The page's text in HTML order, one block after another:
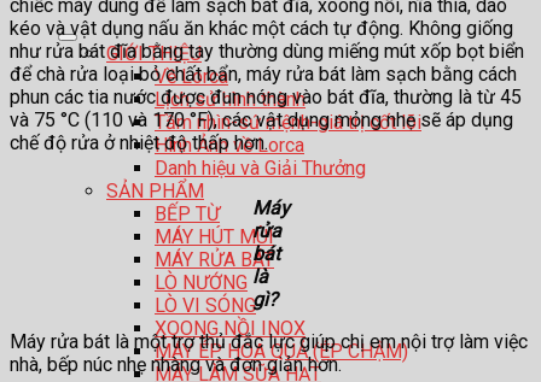
GIỚI THIỆU
Về Lorca
Lịch sử hình thành
Tầm nhìn-sứ mệnh-giá trị cốt lõi
Hình Ảnh về Lorca
Danh hiệu và Giải Thưởng
SẢN PHẨM
BẾP TỪ
MÁY HÚT MÙI
MÁY RỬA BÁT
LÒ NƯỚNG
LÒ VI SÓNG
XOONG NỒI INOX
MÁY ÉP HOA QUẢ (ÉP CHẬM)
MÁY LÀM SỮA HẠT
chiếc máy dùng để làm sạch bát đĩa, xoong nồi, nĩa thìa, dao
kéo và vật dụng nấu ăn khác một cách tự động. Không giống
như rửa bát đĩa bằng tay thường dùng miếng mút xốp bọt biển
để chà rửa loại bỏ chất bẩn, máy rửa bát làm sạch bằng cách
phun các tia nước được đun nóng vào bát đĩa, thường là từ 45
và 75 °C (110 và 170 °F), các vật dụng mỏng nhẹ sẽ áp dụng
chế độ rửa ở nhiệt độ thấp hơn.
Máy
rửa
bát
là
gì?
Máy rửa bát là một trợ thủ đắc lực giúp chị em nội trợ làm việc
nhà, bếp núc nhẹ nhàng và đơn giản hơn.